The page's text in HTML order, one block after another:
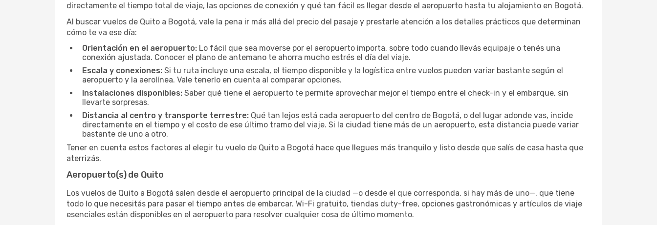
directamente el tiempo total de viaje, las opciones de conexión y qué tan fácil es llegar desde el aeropuerto hasta tu alojamiento en Bogotá.
Al buscar vuelos de Quito a Bogotá, vale la pena ir más allá del precio del pasaje y prestarle atención a los detalles prácticos que determinan
cómo te va ese día:
Orientación en el aeropuerto: Lo fácil que sea moverse por el aeropuerto importa, sobre todo cuando llevás equipaje o tenés una
conexión ajustada. Conocer el plano de antemano te ahorra mucho estrés el día del viaje.
Escala y conexiones: Si tu ruta incluye una escala, el tiempo disponible y la logística entre vuelos pueden variar bastante según el
aeropuerto y la aerolínea. Vale tenerlo en cuenta al comparar opciones.
Instalaciones disponibles: Saber qué tiene el aeropuerto te permite aprovechar mejor el tiempo entre el check-in y el embarque, sin
llevarte sorpresas.
Distancia al centro y transporte terrestre: Qué tan lejos está cada aeropuerto del centro de Bogotá, o del lugar adonde vas, incide
directamente en el tiempo y el costo de ese último tramo del viaje. Si la ciudad tiene más de un aeropuerto, esta distancia puede variar
bastante de uno a otro.
Tener en cuenta estos factores al elegir tu vuelo de Quito a Bogotá hace que llegues más tranquilo y listo desde que salís de casa hasta que
aterrizás.
Aeropuerto(s) de Quito
Los vuelos de Quito a Bogotá salen desde el aeropuerto principal de la ciudad —o desde el que corresponda, si hay más de uno—, que tiene
todo lo que necesitás para pasar el tiempo antes de embarcar. Wi-Fi gratuito, tiendas duty-free, opciones gastronómicas y artículos de viaje
esenciales están disponibles en el aeropuerto para resolver cualquier cosa de último momento.